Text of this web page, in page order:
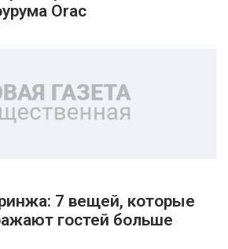
Orac
7 вещей, которые
гостей больше